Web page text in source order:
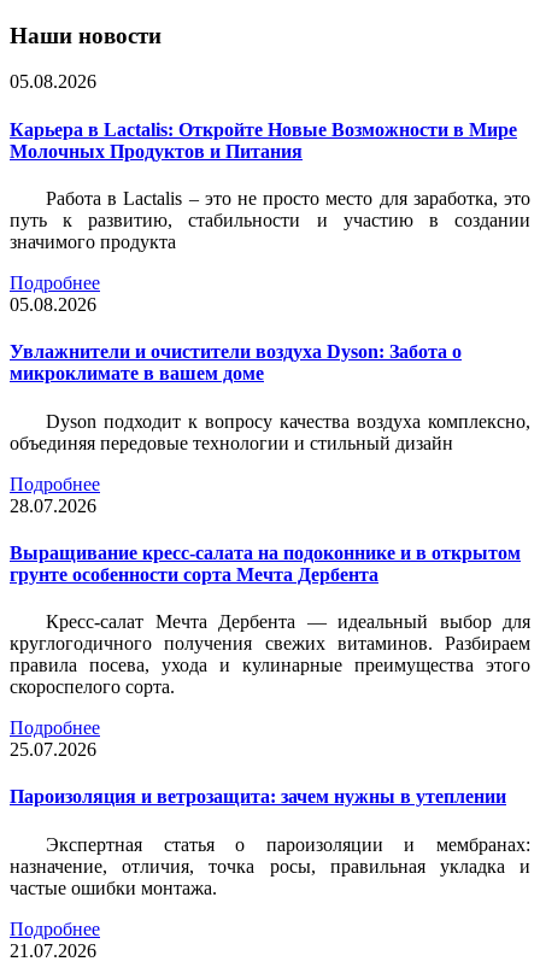
Наши новости
05.08.2026
Карьера в Lactalis: Откройте Новые Возможности в Мире
Молочных Продуктов и Питания
Работа в Lactalis – это не просто место для заработка, это
путь к развитию, стабильности и участию в создании
значимого продукта
Подробнее
05.08.2026
Увлажнители и очистители воздуха Dyson: Забота о
микроклимате в вашем доме
Dyson подходит к вопросу качества воздуха комплексно,
объединяя передовые технологии и стильный дизайн
Подробнее
28.07.2026
Выращивание кресс-салата на подоконнике и в открытом
грунте особенности сорта Мечта Дербента
Кресс-салат Мечта Дербента — идеальный выбор для
круглогодичного получения свежих витаминов. Разбираем
правила посева, ухода и кулинарные преимущества этого
скороспелого сорта.
Подробнее
25.07.2026
Пароизоляция и ветрозащита: зачем нужны в утеплении
Экспертная статья о пароизоляции и мембранах:
назначение, отличия, точка росы, правильная укладка и
частые ошибки монтажа.
Подробнее
21.07.2026